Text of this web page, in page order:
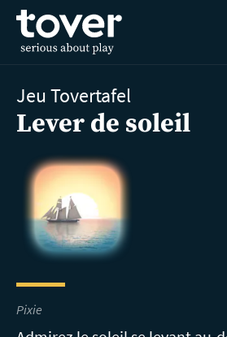
Aller au contenu principal
Jeu Tovertafel
Lever de soleil
Pixie